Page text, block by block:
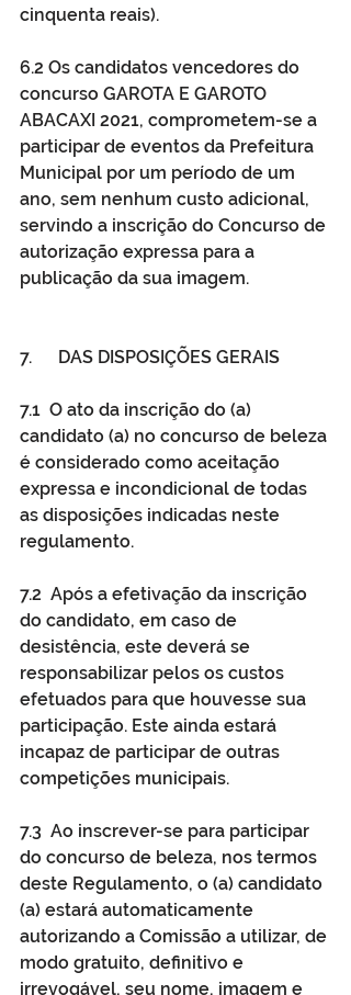
cinquenta reais).
6.2 Os candidatos vencedores do
concurso GAROTA E GAROTO
ABACAXI 2021, comprometem-se a
participar de eventos da Prefeitura
Municipal por um período de um
ano, sem nenhum custo adicional,
servindo a inscrição do Concurso de
autorização expressa para a
publicação da sua imagem.
7.      DAS DISPOSIÇÕES GERAIS
7.1  O ato da inscrição do (a)
candidato (a) no concurso de beleza
é considerado como aceitação
expressa e incondicional de todas
as disposições indicadas neste
regulamento.
7.2  Após a efetivação da inscrição
do candidato, em caso de
desistência, este deverá se
responsabilizar pelos os custos
efetuados para que houvesse sua
participação. Este ainda estará
incapaz de participar de outras
competições municipais.
7.3  Ao inscrever-se para participar
do concurso de beleza, nos termos
deste Regulamento, o (a) candidato
(a) estará automaticamente
autorizando a Comissão a utilizar, de
modo gratuito, definitivo e
irrevogável, seu nome, imagem e